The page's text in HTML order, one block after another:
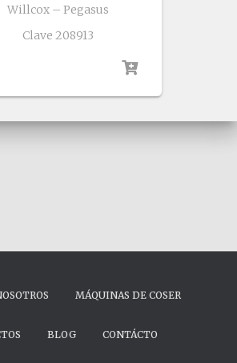
Willcox – Pegasus
Clave 208913
MÁQUINAS DE COSER
BLOG CONTÁCTO